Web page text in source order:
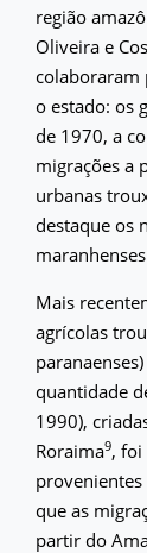
região
Oliveira e
colaboraram
o estado: os
de 1970, a
migrações a
urbanas
destaque os
Mais
agrícolas
quantidade
1990),
Roraima9, foi
provenientes
que as
partir do